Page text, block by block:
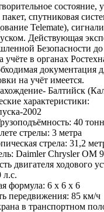
состояние,
спутниковая
Telemate),
Действующая
Безопасности
учёте в органах
документация
на учёт имеется.
Балтийск
характеристики:
2002
40 тонн
стрелы: 3 метра
стрела: 31,2
Daimler Chrysler OM
двигателя ходового
л.с.
формула: 6 x 6 х 6
передвижения: 85 км/ч
в транспортном